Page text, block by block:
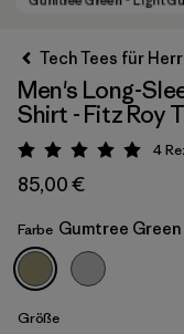
Gumtree Green
Tech Tees für
Men's Long-
Shirt - Fitz Roy
Bewertung: 5
4
85,00 €
Farbe Gumtree
Größe